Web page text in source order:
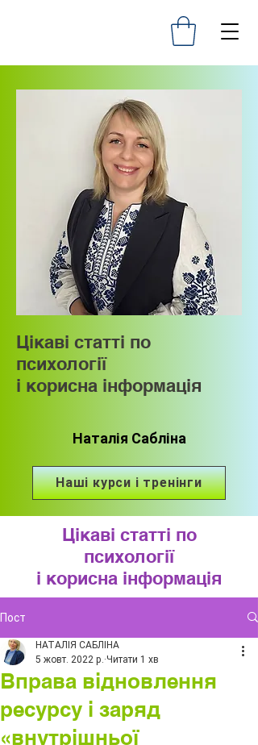
Цікаві статті по
психології
і корисна інформація
Наталія Сабліна
Наші курси і тренінги
Цікаві статті по
психології
і корисна інформація
Пост
Вправа відновлення
ресурсу і заряд
«внутрішньої
НАТАЛІЯ САБЛІНА
5 жовт. 2022 р. Читати 1 хв